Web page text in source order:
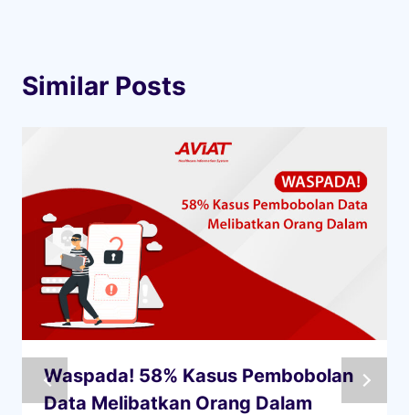
Similar Posts
Waspada! 58% Kasus Pembobolan
Data Melibatkan Orang Dalam